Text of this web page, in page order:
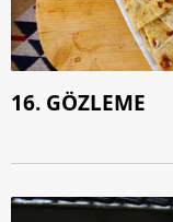
16. GÖZLEME